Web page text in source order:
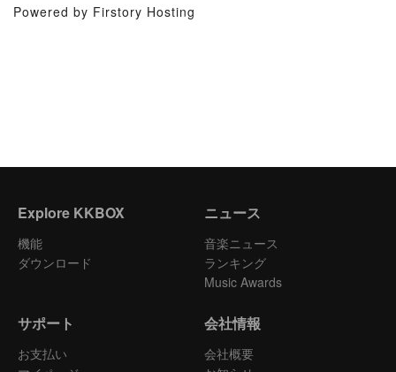
Powered by Firstory Hosting
Explore KKBOX
機能
ダウンロード
ニュース
音楽ニュース
ランキング
Music Awards
サポート
お支払い
会社情報
会社概要